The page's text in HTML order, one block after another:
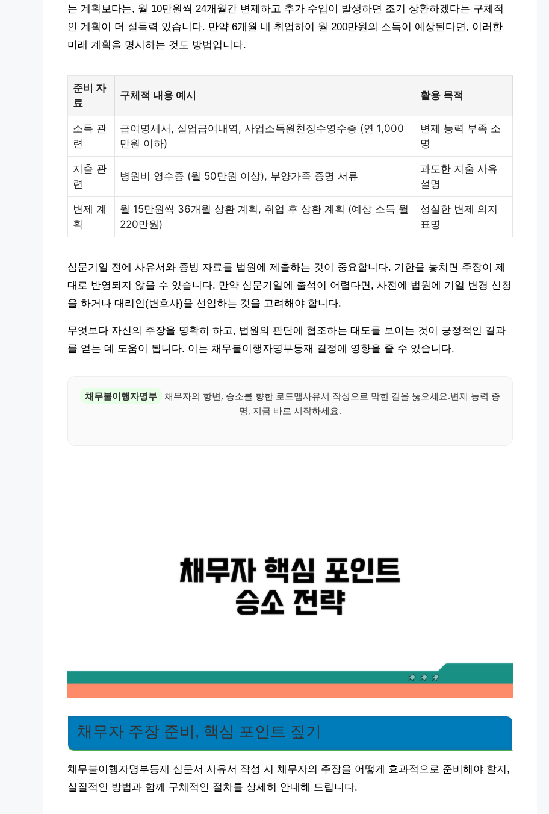
는 계획보다는, 월 10만원씩 24개월간 변제하고 추가 수입이 발생하면 조기 상환하겠다는 구체적
인 계획이 더 설득력 있습니다. 만약 6개월 내 취업하여 월 200만원의 소득이 예상된다면, 이러한
미래 계획을 명시하는 것도 방법입니다.
준비 자
료
구체적 내용 예시 활용 목적
소득 관
련
급여명세서, 실업급여내역, 사업소득원천징수영수증 (연 1,000
만원 이하)
변제 능력 부족 소
명
지출 관
련
병원비 영수증 (월 50만원 이상), 부양가족 증명 서류
과도한 지출 사유
설명
변제 계
획
월 15만원씩 36개월 상환 계획, 취업 후 상환 계획 (예상 소득 월
220만원)
성실한 변제 의지
표명
심문기일 전에 사유서와 증빙 자료를 법원에 제출하는 것이 중요합니다. 기한을 놓치면 주장이 제
대로 반영되지 않을 수 있습니다. 만약 심문기일에 출석이 어렵다면, 사전에 법원에 기일 변경 신청
을 하거나 대리인(변호사)을 선임하는 것을 고려해야 합니다.
무엇보다 자신의 주장을 명확히 하고, 법원의 판단에 협조하는 태도를 보이는 것이 긍정적인 결과
를 얻는 데 도움이 됩니다. 이는 채무불이행자명부등재 결정에 영향을 줄 수 있습니다.
채무불이행자명부 채무자의 항변, 승소를 향한 로드맵사유서 작성으로 막힌 길을 뚫으세요.변제 능력 증
명, 지금 바로 시작하세요.
채무자 주장 준비, 핵심 포인트 짚기
채무불이행자명부등재 심문서 사유서 작성 시 채무자의 주장을 어떻게 효과적으로 준비해야 할지,
실질적인 방법과 함께 구체적인 절차를 상세히 안내해 드립니다.